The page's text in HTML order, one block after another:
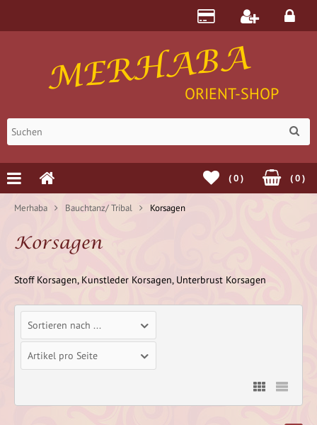
MERHABA
ORIENT-SHOP
(0)
(0)
Merhaba Bauchtanz/ Tribal Korsagen
Korsagen
Stoff Korsagen, Kunstleder Korsagen, Unterbrust Korsagen
Sortieren nach ...
Artikel pro Seite